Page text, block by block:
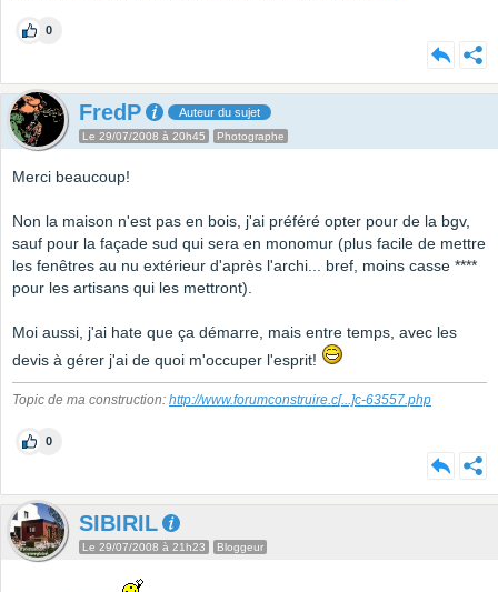
0
FredP Auteur du sujet
Le 29/07/2008 à 20h45 Photographe
Merci beaucoup!
Non la maison n'est pas en bois, j'ai préféré opter pour de la bgv,
sauf pour la façade sud qui sera en monomur (plus facile de mettre
les fenêtres au nu extérieur d'après l'archi... bref, moins casse ****
pour les artisans qui les mettront).
Moi aussi, j'ai hate que ça démarre, mais entre temps, avec les
devis à gérer j'ai de quoi m'occuper l'esprit!
Topic de ma construction: http://www.forumconstruire.c[...]c-63557.php
0
SIBIRIL
Le 29/07/2008 à 21h23 Bloggeur